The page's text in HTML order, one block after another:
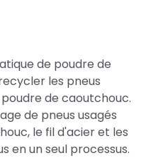
de poudre de
les pneus
de caoutchouc.
de pneus usagés
le fil d'acier et les
en un seul processus.